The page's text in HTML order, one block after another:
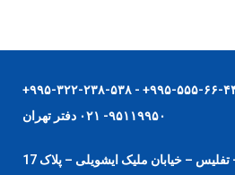
۴۴-۳۳+ - ۹۹۵-۳۲۲-۲۳۸-۵۳۸+
۹۵۱۱۹۹۵۰- ۰۲۱ دفتر تهران
– خیابان ملیک ایشویلی – پلاک 17